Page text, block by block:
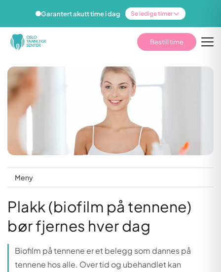
Garantert akutt time i dag Se ledige timer
Bestill time
Meny
Plakk (biofilm på tennene)
bør fjernes hver dag
Biofilm på tennene er et belegg som dannes på
tennene hos alle. Over tid og ubehandlet kan